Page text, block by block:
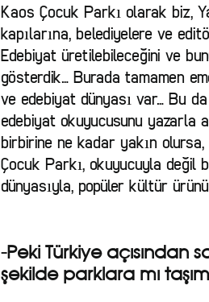
Kaos Çocuk Parkı olarak biz,
kapılarına, belediyelere ve
Edebiyat üretilebileceğini ve
gösterdik… Burada tamamen
ve edebiyat dünyası var… Bu
edebiyat okuyucusunu yazarla
birbirine ne kadar yakın
Çocuk Parkı, okuyucuyla değil
dünyasıyla, popüler kültür
-Peki Türkiye açısından
şekilde parklara mı